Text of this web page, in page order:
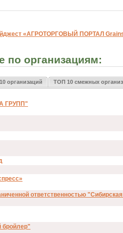
«АГРОТОРГОВЫЙ ПОРТАЛ
организациям:
организаций ТОП 10 смежных
ГРУПП"
ответственностью
бройлер"